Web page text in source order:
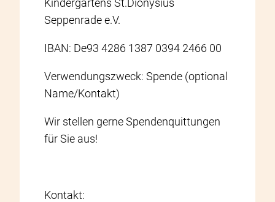
Seppenrade e.V.
IBAN: De93 4286 1387 0394 2466 00
Verwendungszweck: Spende (optional
Name/Kontakt)
Wir stellen gerne Spendenquittungen
für Sie aus!
Kontakt: